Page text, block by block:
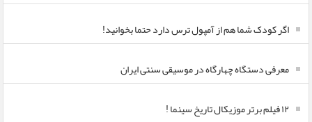
اگر کودک شما هم از آمپول ترس دارد حتما بخوانید!
معرفی دستگاه چهارگاه در موسیقی سنتی ایران
۱۲ فیلم برتر موزیکال تاریخ سینما !